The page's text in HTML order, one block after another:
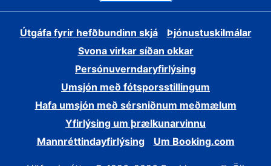
Útgáfa fyrir hefðbundinn skjá
Þjónustuskilmálar
Svona virkar síðan okkar
Persónuverndaryfirlýsing
Umsjón með fótsporsstillingum
Hafa umsjón með sérsniðnum meðmælum
Yfirlýsing um þrælkunarvinnu
Mannréttindayfirlýsing
Um Booking.com